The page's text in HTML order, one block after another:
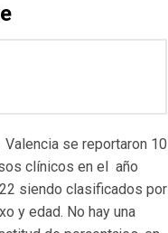
Valencia se reportaron 10
clínicos en el año
siendo clasificados por
y edad. No hay una